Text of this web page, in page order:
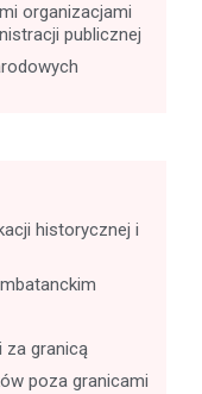
organizacjami
publicznej
historycznej i
za granicą
poza granicami